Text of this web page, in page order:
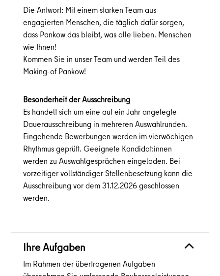
Die Antwort: Mit einem starken Team aus
engagierten Menschen, die täglich dafür sorgen,
dass Pankow das bleibt, was alle lieben. Menschen
wie Ihnen!
Kommen Sie in unser Team und werden Teil des
Making-of Pankow!
Besonderheit der Ausschreibung
Es handelt sich um eine auf ein Jahr angelegte
Dauerausschreibung in mehreren Auswahlrunden.
Eingehende Bewerbungen werden im vierwöchigen
Rhythmus geprüft. Geeignete Kandidat:innen
werden zu Auswahlgesprächen eingeladen. Bei
vorzeitiger vollständiger Stellenbesetzung kann die
Ausschreibung vor dem 31.12.2026 geschlossen
werden.
Ihre Aufgaben
Im Rahmen der übertragenen Aufgaben